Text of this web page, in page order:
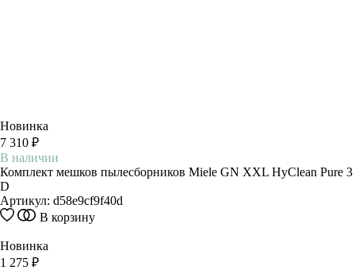
Новинка
7 310 ₽
В наличии
Комплект мешков пылесборников Miele GN XXL HyClean Pure 3
D
Артикул: d58e9cf9f40d
В корзину
Новинка
1 275 ₽